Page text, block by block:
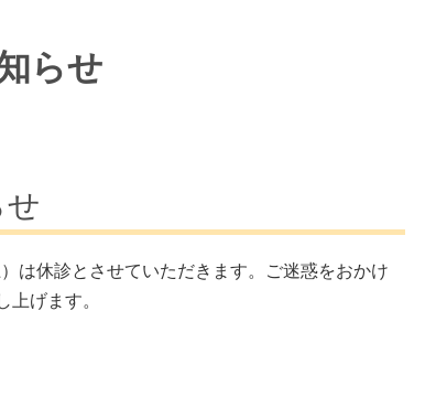
らせ
は休診とさせていただきます。ご迷惑をおかけ
上げます。